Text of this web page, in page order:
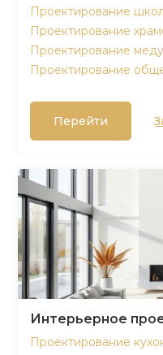
Проектирование школ
Проектирование
Проектирование
Проектирование
Перейти
Интерьерное
Проектирование